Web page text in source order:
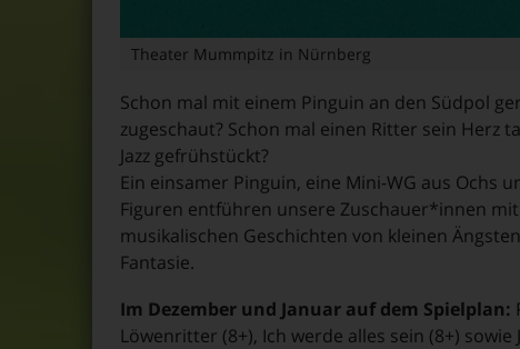
Theater Mummpitz in Nürnberg
Schon mal mit einem Pinguin an den Südpol
zugeschaut? Schon mal einen Ritter sein Herz
Jazz gefrühstückt?
Ein einsamer Pinguin, eine Mini-WG aus Ochs
Figuren entführen unsere Zuschauer*innen
musikalischen Geschichten von kleinen
Fantasie.
Im Dezember und Januar auf dem Spielplan:
Löwenritter (8+), Ich werde alles sein (8+) sowie